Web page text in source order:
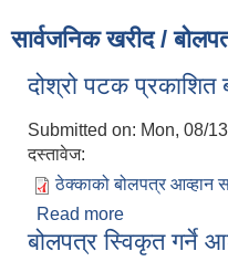
सार्वजनिक खरीद /
दोश्रो पटक प्रकाशित
Submitted on: Mon, 08/
दस्तावेज:
ठेक्काको बोलपत्र आव्हान
Read more
बोलपत्र स्विकृत गर्ने